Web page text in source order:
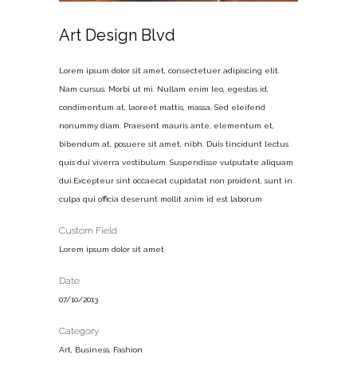
Art Design Blvd
Lorem ipsum dolor sit amet, consectetuer adipiscing elit.
Nam cursus. Morbi ut mi. Nullam enim leo, egestas id,
condimentum at, laoreet mattis, massa. Sed eleifend
nonummy diam. Praesent mauris ante, elementum et,
bibendum at, posuere sit amet, nibh. Duis tincidunt lectus
quis dui viverra vestibulum. Suspendisse vulputate aliquam
dui.Excepteur sint occaecat cupidatat non proident, sunt in
culpa qui officia deserunt mollit anim id est laborum
Custom Field
Lorem ipsum dolor sit amet
Date
07/10/2013
Category
Art, Business, Fashion